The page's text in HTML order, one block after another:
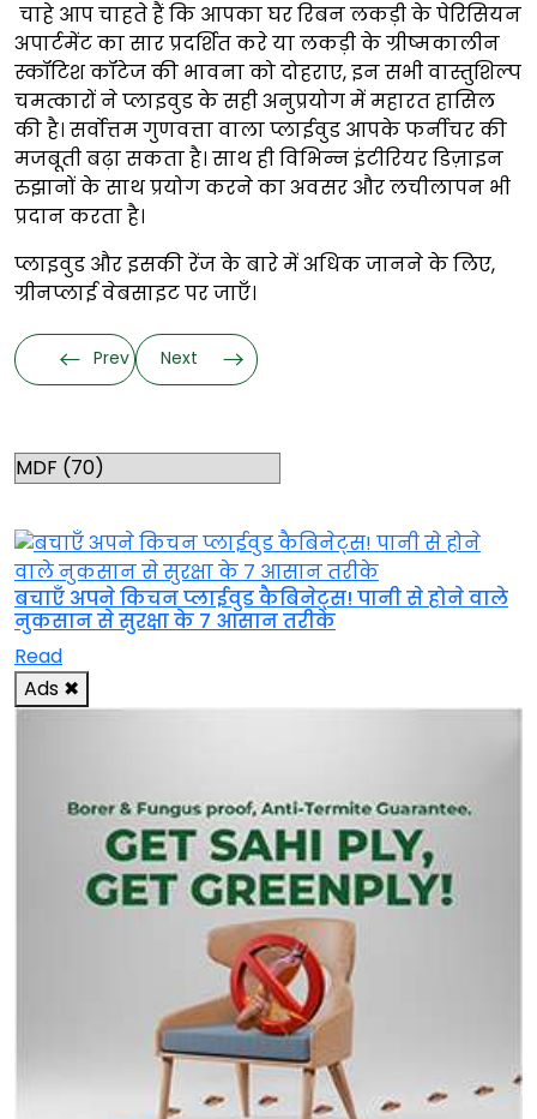
चाहे आप चाहते हैं कि आपका घर रिबन लकड़ी के पेरिसियन
अपार्टमेंट का सार प्रदर्शित करे या लकड़ी के ग्रीष्मकालीन
स्कॉटिश कॉटेज की भावना को दोहराए, इन सभी वास्तुशिल्प
चमत्कारों ने प्लाइवुड के सही अनुप्रयोग में महारत हासिल
की है। सर्वोत्तम गुणवत्ता वाला प्लाईवुड आपके फर्नीचर की
मजबूती बढ़ा सकता है। साथ ही विभिन्न इंटीरियर डिज़ाइन
रुझानों के साथ प्रयोग करने का अवसर और लचीलापन भी
प्रदान करता है।
प्लाइवुड और इसकी रेंज के बारे में अधिक जानने के लिए,
ग्रीनप्लाई वेबसाइट पर जाएँ।
Prev Next
बचाएँ अपने किचन प्लाईवुड कैबिनेट्स! पानी से होने वाले
नुकसान से सुरक्षा के 7 आसान तरीके
Read
Ads ✖